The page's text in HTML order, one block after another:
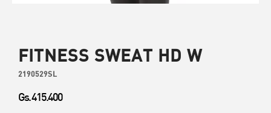
FITNESS SWEAT HD W
2190529SL
Gs. 415.400